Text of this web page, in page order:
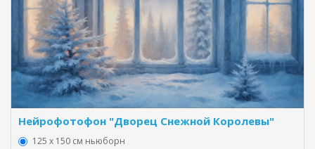
Нейрофотофон "Дворец Снежной Королевы"
125 x 150 см ньюборн